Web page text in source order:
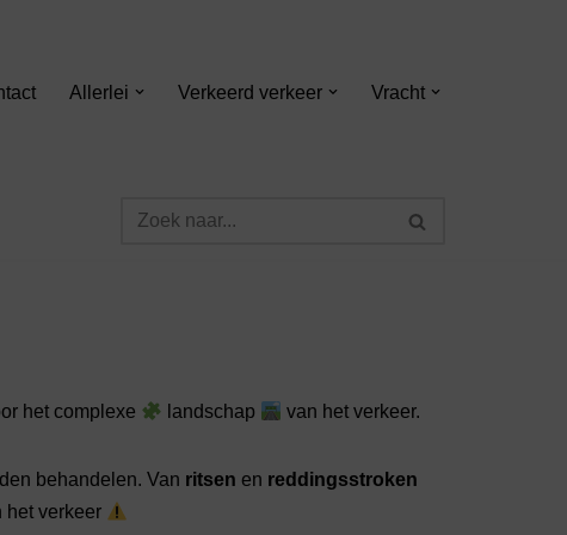
Allerlei Verkeerd verkeer Vracht
het complexe landschap van het verkeer.
behandelen. Van ritsen en reddingsstroken
het verkeer